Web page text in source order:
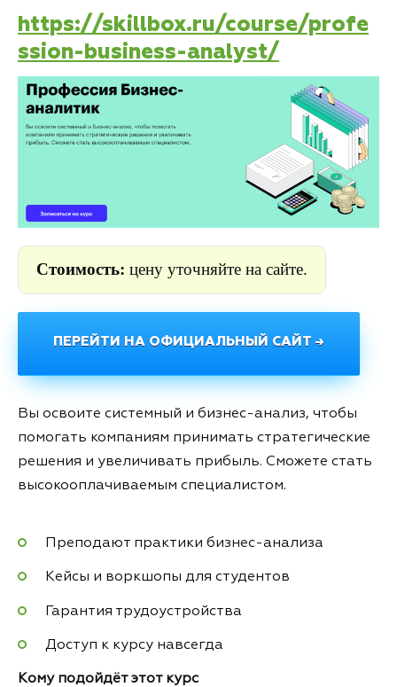
https://skillbox.ru/course/profe
ssion-business-analyst/
Стоимость: цену уточняйте на сайте.
ПЕРЕЙТИ НА ОФИЦИАЛЬНЫЙ САЙТ →
Вы освоите системный и бизнес-анализ, чтобы
помогать компаниям принимать стратегические
решения и увеличивать прибыль. Сможете стать
высокооплачиваемым специалистом.
Преподают практики бизнес-анализа
Кейсы и воркшопы для студентов
Гарантия трудоустройства
Доступ к курсу навсегда
Кому подойдёт этот курс